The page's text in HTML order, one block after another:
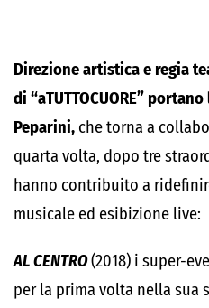
Direzione artistica e regia
di “aTUTTOCUORE”
Peparini, che torna a
quarta volta, dopo tre
hanno contribuito a
musicale ed esibizione live:
AL CENTRO(2018) i super-
per la prima volta nella sua